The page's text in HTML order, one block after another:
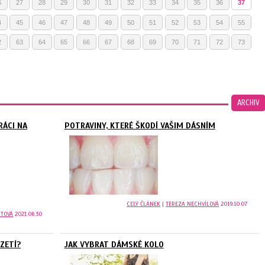
27 28 29 30 31 32 33 34 35 36 37
45 46 47 48 49 50 51 52 53 54 55
63 64 65 66 67 68 69 70 71 72 73
ARCHIV
NA
2021.06.30
POTRAVINY, KTERÉ ŠKODÍ VAŠIM DÁSNÍM
CELÝ ČLÁNEK |TEREZA NECHVÍLOVÁ 2019.10.07
JAK VYBRAT DÁMSKÉ KOLO